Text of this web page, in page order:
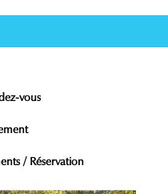
vous
/ Réservation